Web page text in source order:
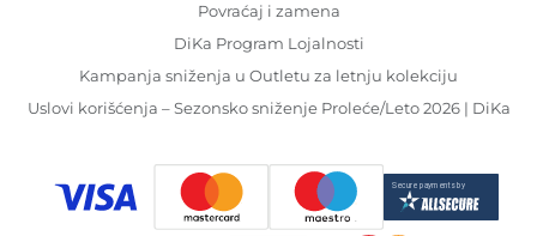
Povraćaj i zamena
DiKa Program Lojalnosti
Kampanja sniženja u Outletu za letnju kolekciju
Uslovi korišćenja – Sezonsko sniženje Proleće/Leto 2026 | DiKa